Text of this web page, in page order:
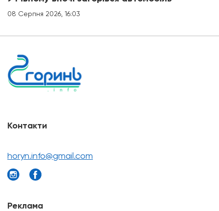
08 Серпня 2026, 16:03
Контакти
horyn.info@gmail.com
Реклама